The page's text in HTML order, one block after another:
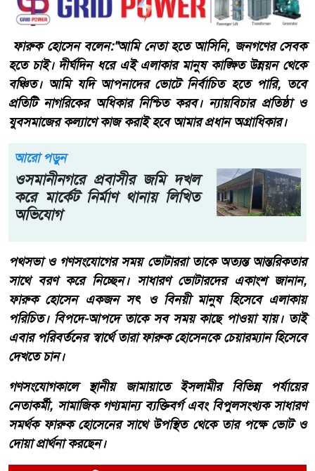
​ ফারুক হোসেন বলেন:​"আমি নেতা হতে আসিনি, জনগণের সেবক
হতে চাই। দীর্ঘদিন ধরে এই এলাকার মানুষ কাঙ্ক্ষিত উন্নয়ন থেকে
বঞ্চিত। আমি যদি আপনাদের ভোটে নির্বাচিত হতে পারি, তবে
প্রতিটি নাগরিকের অধিকার নিশ্চিত করব। ন্যায়বিচার প্রতিষ্ঠা ও
যুবসমাজের কল্যাণে কাজ করাই হবে আমার প্রধান অগ্রাধিকার।
আরো পড়ুন
ওসমানীনগরে প্রবাসীর জমি দখল
করে মার্কেট নির্মাণ থানায় লিখিত
অভিযোগ
​পথসভা ও গণসংযোগের সময় ভোটাররা তাকে অত্যন্ত আন্তরিকতার
সাথে বরণ করে নিচ্ছেন। সাধারণ ভোটারদের একাংশ জানান,
ফারুক হোসেন একজন সৎ ও বিনয়ী মানুষ হিসেবে এলাকায়
পরিচিত। বিপদে-আপদে তাকে সব সময় কাছে পাওয়া যায়। তাই
এবার পরিবর্তনের স্বার্থে তারা ফারুক হোসেনকে চেয়ারম্যান হিসেবে
দেখতে চান।
​গণসংযোগকালে স্থানীয় জামায়াতে ইসলামীর বিভিন্ন পর্যায়ের
নেতাকর্মী, সামাজিক গণ্যমান্য ব্যক্তিবর্গ এবং বিপুলসংখ্যক সাধারণ
সমর্থক ফারুক হোসেনের সাথে উপস্থিত থেকে তার পক্ষে ভোট ও
দোয়া প্রার্থনা করছেন।